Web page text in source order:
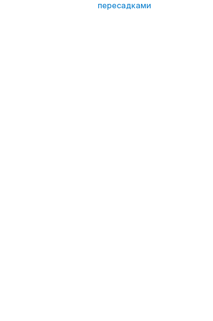
пересадками